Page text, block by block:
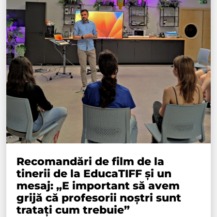
Recomandări de film de la
tinerii de la EducaTIFF și un
mesaj: „E important să avem
grijă că profesorii noștri sunt
tratați cum trebuie”